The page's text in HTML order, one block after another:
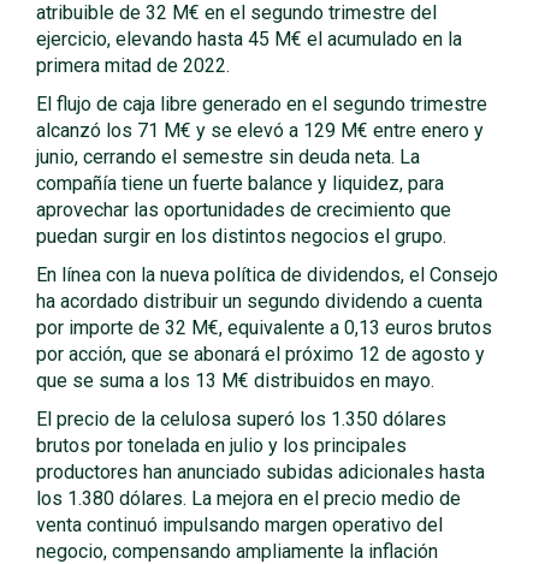
atribuible de 32 M€ en el segundo trimestre del
ejercicio, elevando hasta 45 M€ el acumulado en la
primera mitad de 2022.
El flujo de caja libre generado en el segundo trimestre
alcanzó los 71 M€ y se elevó a 129 M€ entre enero y
junio, cerrando el semestre sin deuda neta. La
compañía tiene un fuerte balance y liquidez, para
aprovechar las oportunidades de crecimiento que
puedan surgir en los distintos negocios el grupo.
En línea con la nueva política de dividendos, el Consejo
ha acordado distribuir un segundo dividendo a cuenta
por importe de 32 M€, equivalente a 0,13 euros brutos
por acción, que se abonará el próximo 12 de agosto y
que se suma a los 13 M€ distribuidos en mayo.
El precio de la celulosa superó los 1.350 dólares
brutos por tonelada en julio y los principales
productores han anunciado subidas adicionales hasta
los 1.380 dólares. La mejora en el precio medio de
venta continuó impulsando margen operativo del
negocio, compensando ampliamente la inflación